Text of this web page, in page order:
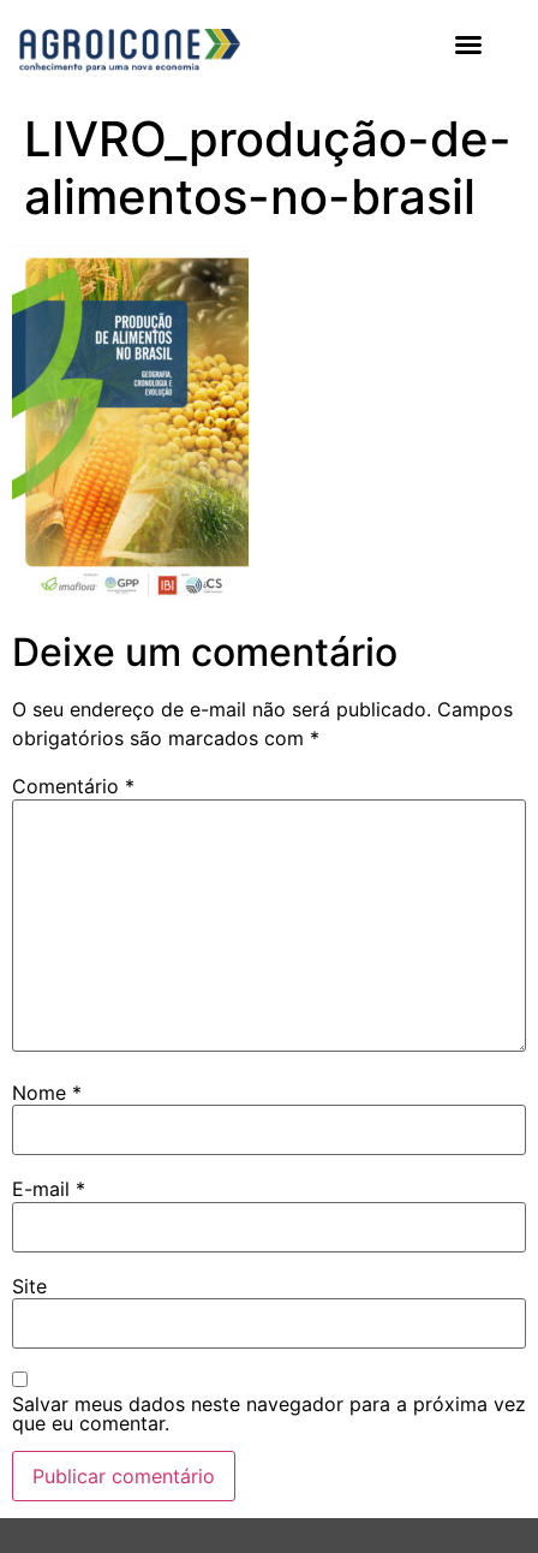
LIVRO_produção-de-
alimentos-no-brasil
Deixe um comentário
O seu endereço de e-mail não será publicado. Campos
obrigatórios são marcados com *
Comentário *
Nome *
E-mail *
Site
Salvar meus dados neste navegador para a próxima vez
que eu comentar.